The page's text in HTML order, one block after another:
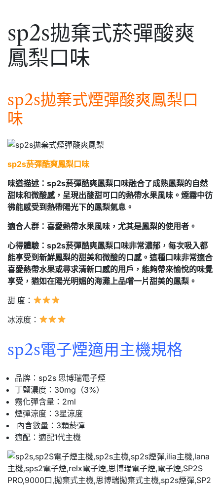
sp2s拋棄式菸彈酸爽
鳳梨口味
sp2s拋棄式煙彈酸爽鳳梨口
味
sp2s菸彈酷爽鳳梨口味
味道描述：sp2s菸彈酷爽鳳梨口味融合了成熟鳳梨的自然
甜味和微酸感，呈現出酸甜可口的熱帶水果風味。煙霧中彷
彿能感受到熱帶陽光下的鳳梨氣息。
適合人群：喜愛熱帶水果風味，尤其是鳳梨的使用者。
心得體驗：sp2s菸彈酷爽鳳梨口味非常濃郁，每次吸入都
能享受到新鮮鳳梨的甜美和微酸的口感。這種口味非常適合
喜愛熱帶水果或尋求清新口感的用戶，能夠帶來愉悅的味覺
享受，猶如在陽光明媚的海灘上品嚐一片甜美的鳳梨。
甜 度：
冰涼度：
sp2s電子煙適用主機規格
品牌：sp2s 思博瑞電子煙
丁鹽濃度：30mg（3%）
霧化彈含量：2ml
煙彈涼度：3星涼度
內含數量：3顆菸彈
適配：適配1代主機